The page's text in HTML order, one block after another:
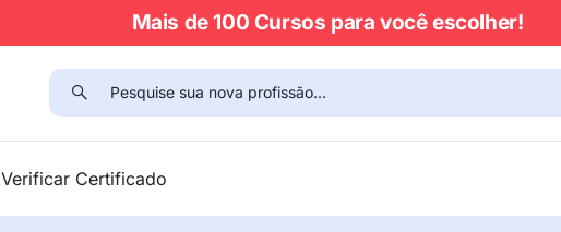
Mais de 100 Cursos para você escolher!
Verificar Certificado